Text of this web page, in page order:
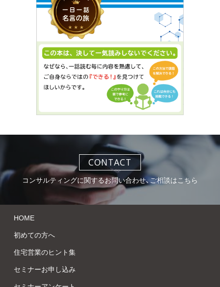
CONTACT
コンサルティングに関するお問い合わせ、ご相談はこちら
HOME
初めての方へ
住宅営業のヒント集
セミナーお申し込み